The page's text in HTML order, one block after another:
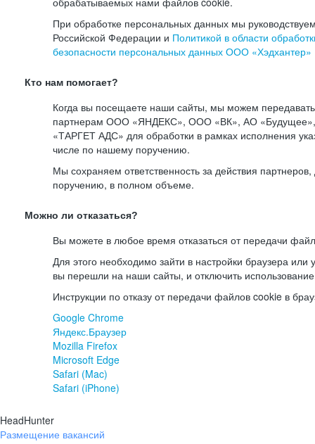
При обработке персональных данных мы
Российской Федерации и Политикой в области
безопасности персональных данных ООО «Хэдхантер»
Кто нам помогает?
Когда вы посещаете наши сайты, мы можем
партнерам ООО «ЯНДЕКС», ООО «ВК», АО
«ТАРГЕТ АДС» для обработки в рамках исполнения
числе по нашему поручению.
Мы сохраняем ответственность за действия
поручению, в полном объеме.
Можно ли отказаться?
Вы можете в любое время отказаться от передачи
Для этого необходимо зайти в настройки браузера или
вы перешли на наши сайты, и отключить
Инструкции по отказу от передачи файлов cookie в
Google Chrome
Яндекс.Браузер
Mozilla Firefox
Microsoft Edge
Safari (Mac)
Safari (iPhone)
HeadHunter
Размещение вакансий